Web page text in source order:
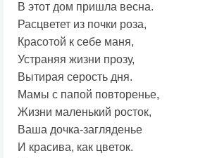
В этот дом пришла весна.
Расцветет из почки роза,
Красотой к себе маня,
Устраняя жизни прозу,
Вытирая серость дня.
Мамы с папой повторенье,
Жизни маленький росток,
Ваша дочка-загляденье
И красива, как цветок.